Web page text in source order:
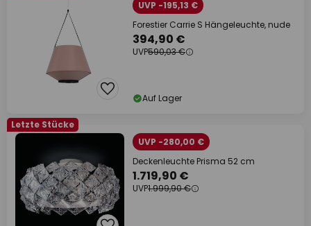
UVP -195,13 €
Forestier Carrie S Hängeleuchte, nude
394,90 €
UVP590,03 €
Auf Lager
Letzte Stücke
UVP -280,00 €
Deckenleuchte Prisma 52 cm
1.719,90 €
UVP1.999,90 €